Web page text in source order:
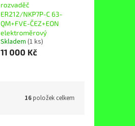
rozvaděč
ER212/NKP7P-C 63-
QM+FVE-ČEZ+EON
elektroměrový
Skladem (1 ks)
11 000 Kč
16položek celkem